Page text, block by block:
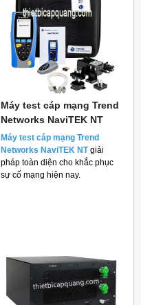
Máy test cáp mạng Trend
Networks NaviTEK NT
Máy test cáp mạng Trend
Networks NaviTEK NT giải
pháp toàn diện cho khắc phục
sự cố mạng hiện nay.